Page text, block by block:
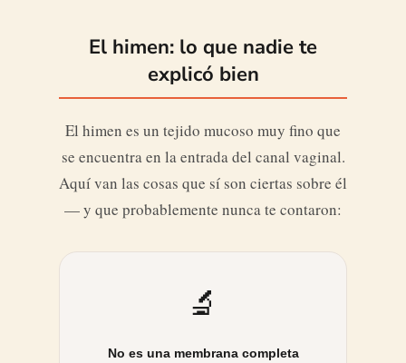
El himen: lo que nadie te
explicó bien
El himen es un tejido mucoso muy fino que
se encuentra en la entrada del canal vaginal.
Aquí van las cosas que sí son ciertas sobre él
— y que probablemente nunca te contaron:
🔬
No es una membrana completa